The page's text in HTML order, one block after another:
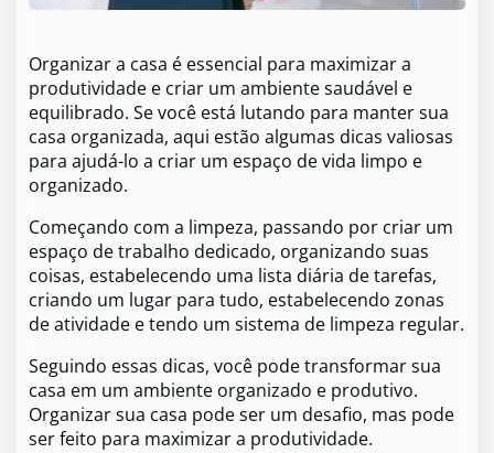
Organizar a casa é essencial para maximizar a
produtividade e criar um ambiente saudável e
equilibrado. Se você está lutando para manter sua
casa organizada, aqui estão algumas dicas valiosas
para ajudá-lo a criar um espaço de vida limpo e
organizado.
Começando com a limpeza, passando por criar um
espaço de trabalho dedicado, organizando suas
coisas, estabelecendo uma lista diária de tarefas,
criando um lugar para tudo, estabelecendo zonas
de atividade e tendo um sistema de limpeza regular.
Seguindo essas dicas, você pode transformar sua
casa em um ambiente organizado e produtivo.
Organizar sua casa pode ser um desafio, mas pode
ser feito para maximizar a produtividade.